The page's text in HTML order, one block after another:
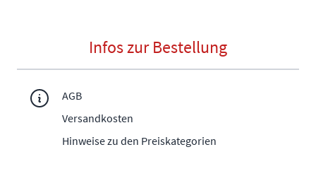
Infos zur Bestellung
AGB
Versandkosten
Hinweise zu den Preiskategorien